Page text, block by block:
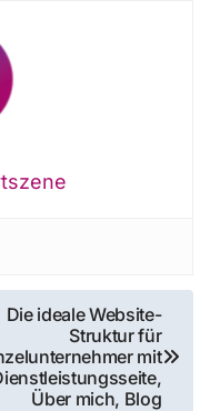
Die ideale Website-
Struktur für
mit
Über mich, Blog